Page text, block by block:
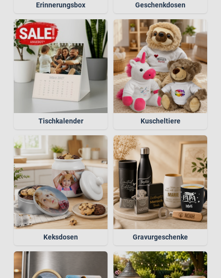
Erinnerungsbox Geschenkdosen
Tischkalender Kuscheltiere
Keksdosen Gravurgeschenke